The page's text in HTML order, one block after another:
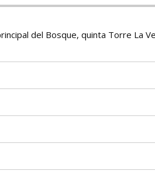
del Bosque, quinta Torre La